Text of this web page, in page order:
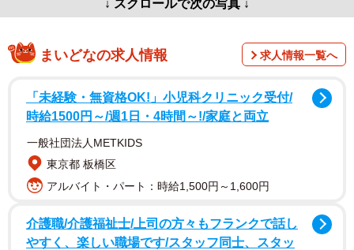
↓ スクロールで次の写真 ↓
まいどなの求人情報 求人情報一覧へ
「未経験・無資格OK!」小児科クリニック受付/
時給1500円～/週1日・4時間～!/家庭と両立
一般社団法人METKIDS
東京都 板橋区
アルバイト・パート：時給1,500円～1,600円
介護職/介護福祉士/上司の方々もフランクで話し
やすく、楽しい職場です/スタッフ同士、スタッ